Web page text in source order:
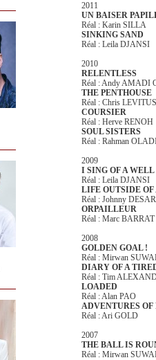
2011
UN BAISER
Réal : Karin SILLA
SINKING SAND
Réal : Leila DJANSI
2010
RELENTLESS
Réal : Andy AMADI
THE PENTHOUSE
Réal : Chris LEVITUS
COURSIER
Réal : Herve RENOH
SOUL SISTERS
Réal : Rahman
2009
I SING OF A WELL
Réal : Leila DJANSI
LIFE OUTSIDE OF
Réal : Johnny
ORPAILLEUR
Réal : Marc BARRAT
2008
GOLDEN GOAL !
Réal : Mirwan
DIARY OF A
Réal : Tim
LOADED
Réal : Alan PAO
ADVENTURES OF
Réal : Ari GOLD
2007
THE BALL IS
Réal : Mirwan